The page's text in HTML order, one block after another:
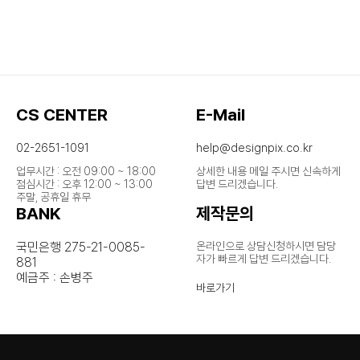
CS CENTER
02-2651-1091
업무시간 : 오전 09:00 ~ 18:00
점심시간 : 오후 12:00 ~ 13:00
주말, 공휴일 휴무
E-Mail
help@designpix.co.kr
상세한 내용 메일 주시면 신속하게
답변 드리겠습니다.
BANK
국민은행 275-21-0085-
881
예금주 : 손병주
제작문의
온라인으로 상담신청하시면 담당
자가 빠르게 답변 드리겠습니다.
바로가기